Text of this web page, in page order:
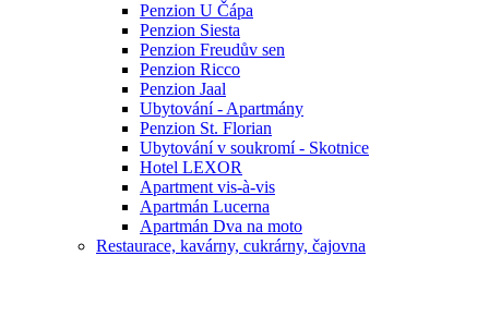
Penzion U Čápa
Penzion Siesta
Penzion Freudův sen
Penzion Ricco
Penzion Jaal
Ubytování - Apartmány
Penzion St. Florian
Ubytování v soukromí - Skotnice
Hotel LEXOR
Apartment vis-à-vis
Apartmán Lucerna
Apartmán Dva na moto
Restaurace, kavárny, cukrárny, čajovna